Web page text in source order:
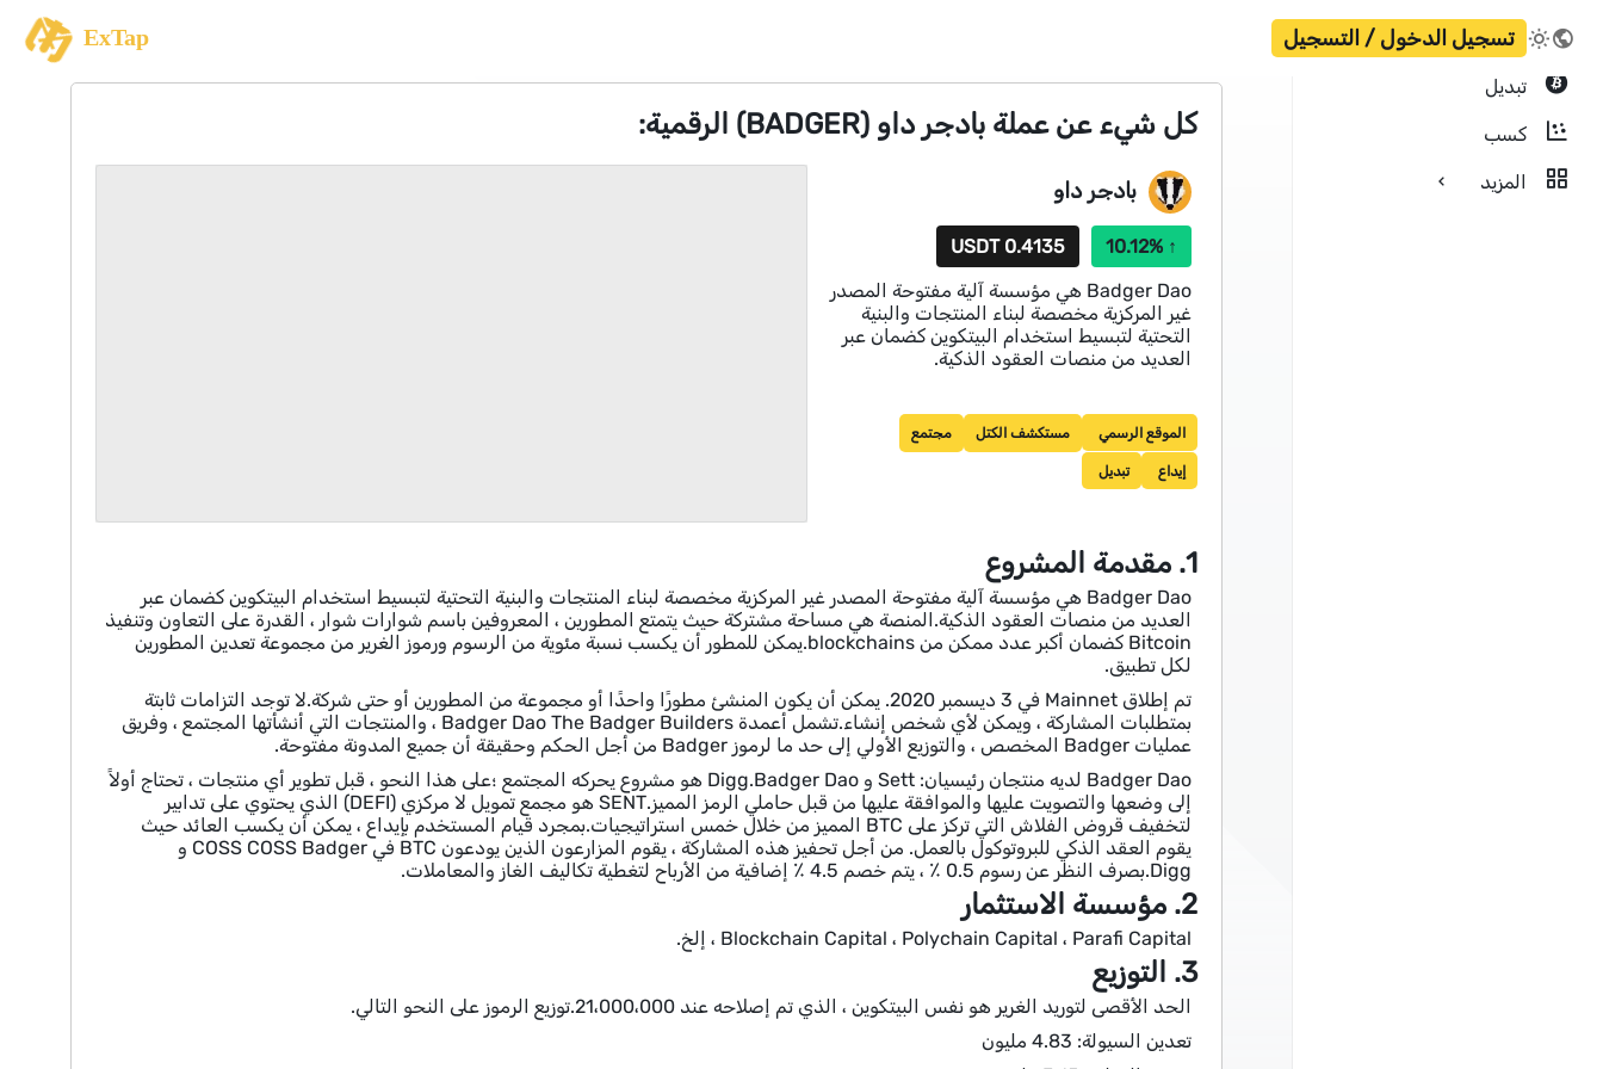
ExTap تسجيل الدخول / التسجيل
تبديل
كسب
المزيد
كل شيء عن عملة بادجر داو (BADGER) الرقمية:
بادجر داو
↑
10.12%
0.4135 USDT
Badger Dao هي مؤسسة آلية مفتوحة المصدر
غير المركزية مخصصة لبناء المنتجات والبنية
التحتية لتبسيط استخدام البيتكوين كضمان عبر
العديد من منصات العقود الذكية.
الموقع الرسمي مستكشف الكتل مجتمع
إيداع تبديل
1. مقدمة المشروع
Badger Dao هي مؤسسة آلية مفتوحة المصدر غير المركزية مخصصة لبناء المنتجات والبنية التحتية لتبسيط استخدام البيتكوين كضمان عبر
العديد من منصات العقود الذكية.المنصة هي مساحة مشتركة حيث يتمتع المطورين ، المعروفين باسم شوارات شوار ، القدرة على التعاون وتنفيذ
Bitcoin كضمان أكبر عدد ممكن من blockchains.يمكن للمطور أن يكسب نسبة مئوية من الرسوم ورموز الغرير من مجموعة تعدين المطورين
لكل تطبيق.
تم إطلاق Mainnet في 3 ديسمبر 2020. يمكن أن يكون المنشئ مطورًا واحدًا أو مجموعة من المطورين أو حتى شركة.لا توجد التزامات ثابتة
بمتطلبات المشاركة ، ويمكن لأي شخص إنشاء.تشمل أعمدة Badger Dao The Badger Builders ، والمنتجات التي أنشأتها المجتمع ، وفريق
عمليات Badger المخصص ، والتوزيع الأولي إلى حد ما لرموز Badger من أجل الحكم وحقيقة أن جميع المدونة مفتوحة.
Badger Dao لديه منتجان رئيسيان: Sett و Digg.Badger Dao هو مشروع يحركه المجتمع ؛على هذا النحو ، قبل تطوير أي منتجات ، تحتاج أولاً
إلى وضعها والتصويت عليها والموافقة عليها من قبل حاملي الرمز المميز.SENT هو مجمع تمويل لا مركزي (DEFI) الذي يحتوي على تدابير
لتخفيف قروض الفلاش التي تركز على BTC المميز من خلال خمس استراتيجيات.بمجرد قيام المستخدم بإيداع ، يمكن أن يكسب العائد حيث
يقوم العقد الذكي للبروتوكول بالعمل. من أجل تحفيز هذه المشاركة ، يقوم المزارعون الذين يودعون BTC في COSS COSS Badger و
Digg.بصرف النظر عن رسوم 0.5 ٪ ، يتم خصم 4.5 ٪ إضافية من الأرباح لتغطية تكاليف الغاز والمعاملات.
2. مؤسسة الاستثمار
Blockchain Capital ، Polychain Capital ، Parafi Capital ، إلخ.
3. التوزيع
الحد الأقصى لتوريد الغرير هو نفس البيتكوين ، الذي تم إصلاحه عند 21،000،000.توزيع الرموز على النحو التالي.
تعدين السيولة: 4.83 مليون